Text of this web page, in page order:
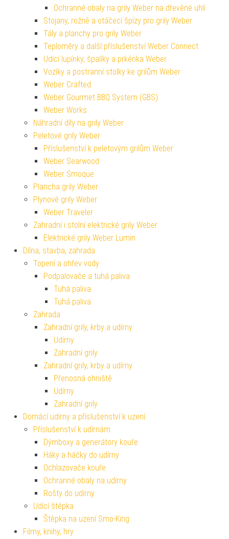
Ochranné obaly na grily Weber na dřevěné uhlí
Stojany, rožně a otáčecí špízy pro grily Weber
Tály a planchy pro grily Weber
Teploměry a další příslušenství Weber Connect
Udící lupínky, špalíky a prkénka Weber
Vozíky a postranní stolky ke grilům Weber
Weber Crafted
Weber Gourmet BBQ System (GBS)
Weber Works
Náhradní díly na grily Weber
Peletové grily Weber
Příslušenství k peletovým grilům Weber
Weber Searwood
Weber Smoque
Plancha grily Weber
Plynové grily Weber
Weber Traveler
Zahradní i stolní elektrické grily Weber
Elektrické grily Weber Lumin
Dílna, stavba, zahrada
Topení a ohřev vody
Podpalovače a tuhá paliva
Tuhá paliva
Tuhá paliva
Zahrada
Zahradní grily, krby a udírny
Udírny
Zahradní grily
Zahradní grily, krby a udírny
Přenosná ohniště
Udírny
Zahradní grily
Domácí udírny a příslušenství k uzení
Příslušenství k udírnám
Dýmboxy a generátory kouře
Háky a háčky do udírny
Ochlazovače kouře
Ochranné obaly na udírny
Rošty do udírny
Udící štěpka
Štěpka na uzení Smo-King
Filmy, knihy, hry